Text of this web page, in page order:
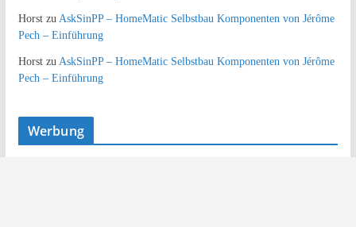
Horstzu AskSinPP – HomeMatic Selbstbau Komponenten von Jérôme
Pech – Einführung
Horstzu AskSinPP – HomeMatic Selbstbau Komponenten von Jérôme
Pech – Einführung
Werbung